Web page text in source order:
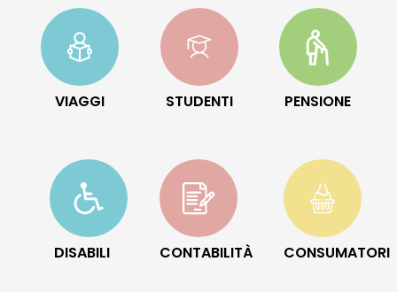
VIAGGI STUDENTI PENSIONE
DISABILI CONTABILITÀ CONSUMATORI